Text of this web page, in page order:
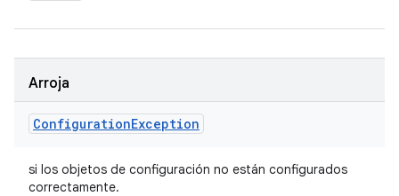
Arroja
ConfigurationException
si los objetos de configuración no están configurados
correctamente.